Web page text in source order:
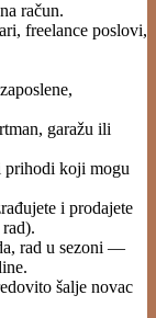
račun.
freelance poslovi,
garažu ili
prihodi koji mogu
i prodajete
rad u sezoni —
šalje novac